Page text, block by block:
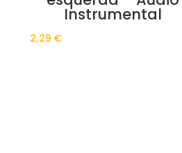
Instrumental
2,29 €